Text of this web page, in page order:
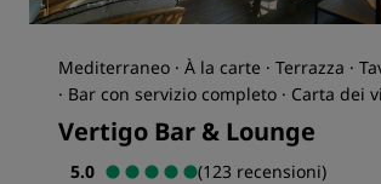
Mediterraneo · À la carte · Terrazza ·
· Bar con servizio completo · Carta dei
Vertigo Bar & Lounge
5.0 (123 recensioni)